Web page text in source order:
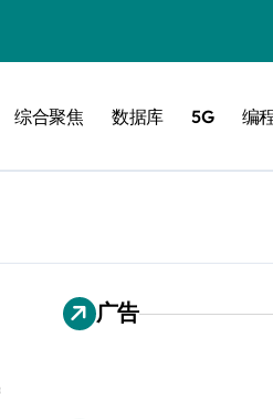
综合聚焦 数据库 5G 编
广告